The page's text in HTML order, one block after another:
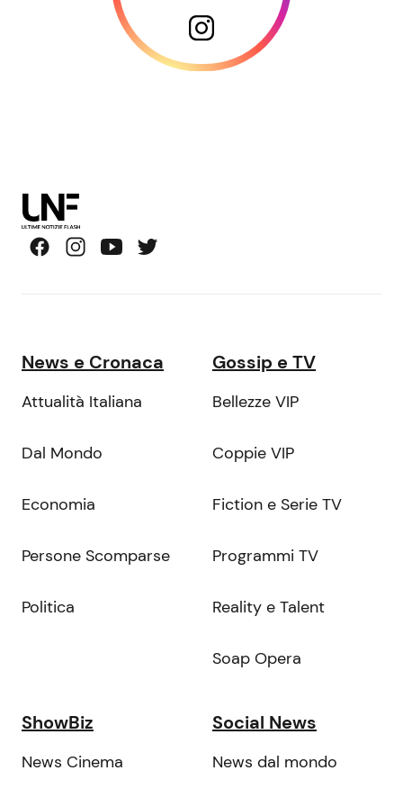
News e Cronaca
Attualità Italiana
Dal Mondo
Economia
Persone Scomparse
Politica
Gossip e TV
Bellezze VIP
Coppie VIP
Fiction e Serie TV
Programmi TV
Reality e Talent
Soap Opera
ShowBiz
News Cinema
Social News
News dal mondo